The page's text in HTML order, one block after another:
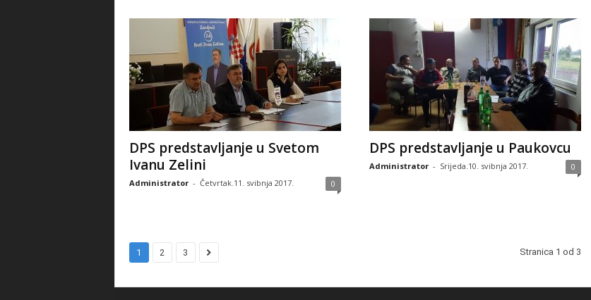
DPS predstavljanje u Svetom
Ivanu Zelini
Administrator - Četvrtak.11. svibnja 2017. 0
DPS predstavljanje u Paukovcu
Administrator - Srijeda.10. svibnja 2017. 0
1 2 3 Stranica 1 od 3